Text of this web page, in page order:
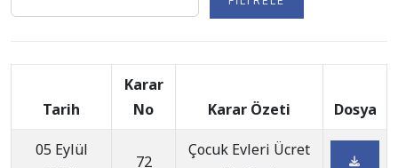
Tarih
Karar
No
Karar Özeti Dosya
05 Eylül
72
Çocuk Evleri Ücret